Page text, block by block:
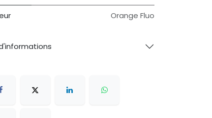
Orange Fluo